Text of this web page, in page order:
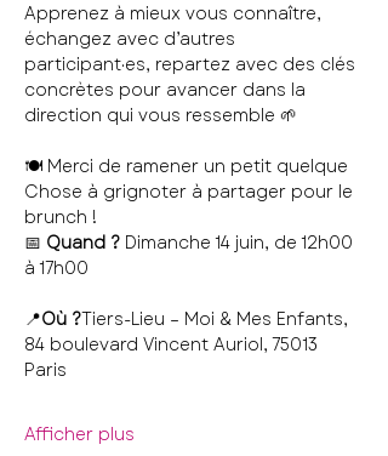
Apprenez à mieux vous connaître,
échangez avec d’autres
participant·es, repartez avec des clés
concrètes pour avancer dans la
direction qui vous ressemble 🌱
🍽️ Merci de ramener un petit quelque
Chose à grignoter à partager pour le
brunch !
📅 Quand ? Dimanche 14 juin, de 12h00
à 17h00
📍Où ?Tiers-Lieu – Moi & Mes Enfants,
84 boulevard Vincent Auriol, 75013
Paris
Afficher plus